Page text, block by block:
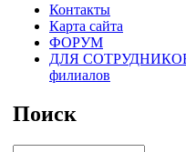
Контакты
Карта сайта
ФОРУМ
ДЛЯ
филиалов
Поиск